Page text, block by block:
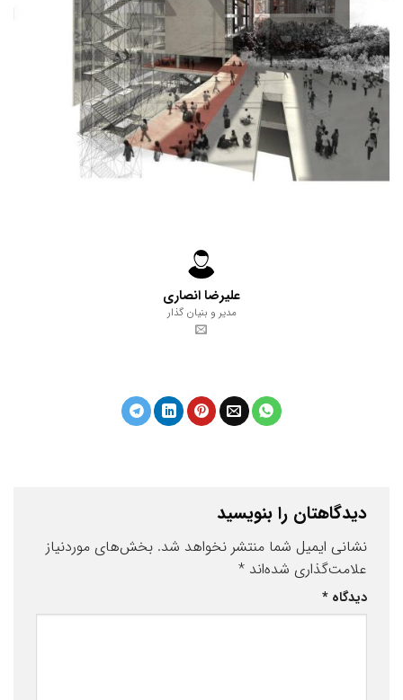
علیرضا انصاری
مدیر و بنیان گذار
دیدگاهتان را بنویسید
نشانی ایمیل شما منتشر نخواهد شد. بخش‌های موردنیاز
علامت‌گذاری شده‌اند *
دیدگاه *